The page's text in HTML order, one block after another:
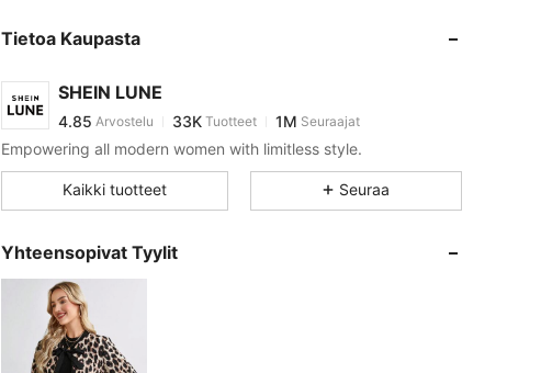
Tietoa Kaupasta
SHEIN LUNE
4.85
g***gmaksoi1 päivä sitten
4.85 33K 1M
4.85
Empowering all modern women with limitless style.
Kaikki tuotteet Seuraa
Yhteensopivat Tyylit